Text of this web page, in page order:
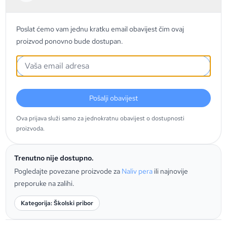
Poslat ćemo vam jednu kratku email obavijest čim ovaj
proizvod ponovno bude dostupan.
Pošalji obavijest
Ova prijava služi samo za jednokratnu obavijest o dostupnosti
proizvoda.
Trenutno nije dostupno.
Pogledajte povezane proizvode za Naliv pera ili najnovije
preporuke na zalihi.
Kategorija: Školski pribor